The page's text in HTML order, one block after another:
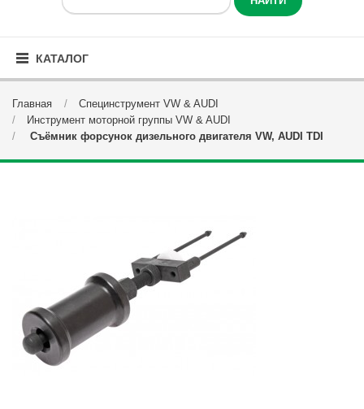
КАТАЛОГ
Главная
Специнструмент VW & AUDI
Инструмент моторной группы VW & AUDI
Съёмник форсунок дизельного двигателя VW, AUDI TDI